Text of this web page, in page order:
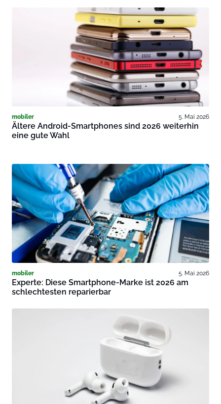
mobiler 5. Mai 2026
Ältere Android-Smartphones sind 2026 weiterhin
eine gute Wahl
mobiler 5. Mai 2026
Experte: Diese Smartphone-Marke ist 2026 am
schlechtesten reparierbar